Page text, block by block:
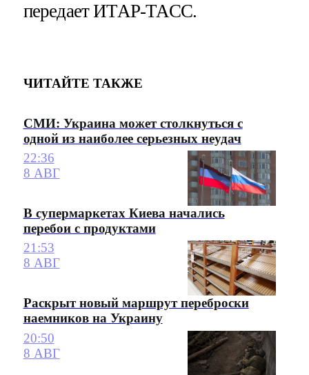
передает ИТАР-ТАСС.
ЧИТАЙТЕ ТАКЖЕ
СМИ: Украина может столкнуться с
одной из наиболее серьезных неудач
22:36
8 АВГ
В супермаркетах Киева начались
перебои с продуктами
21:53
8 АВГ
Раскрыт новый маршрут переброски
наемников на Украину
20:50
8 АВГ